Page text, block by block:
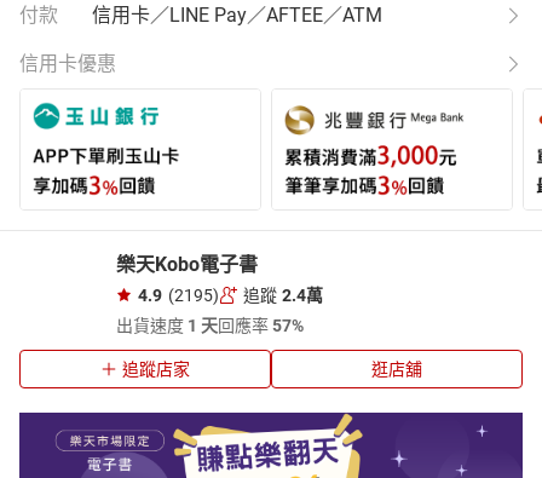
付款 信用卡／LINE Pay／AFTEE／ATM
信用卡優惠
樂天Kobo電子書
4.9 (2195) 追蹤 2.4萬
出貨速度 1 天回應率57%
追蹤店家 逛店舖